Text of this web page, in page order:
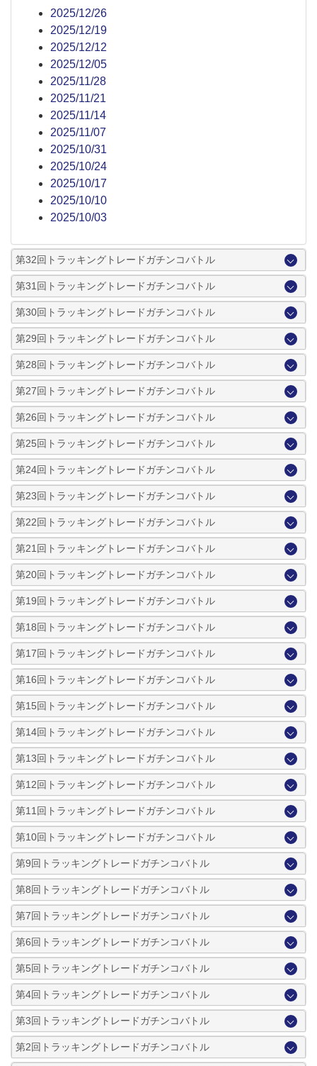
2025/12/26
2025/12/19
2025/12/12
2025/12/05
2025/11/28
2025/11/21
2025/11/14
2025/11/07
2025/10/31
2025/10/24
2025/10/17
2025/10/10
2025/10/03
第32回トラッキングトレードガチンコバトル
第31回トラッキングトレードガチンコバトル
第30回トラッキングトレードガチンコバトル
第29回トラッキングトレードガチンコバトル
第28回トラッキングトレードガチンコバトル
第27回トラッキングトレードガチンコバトル
第26回トラッキングトレードガチンコバトル
第25回トラッキングトレードガチンコバトル
第24回トラッキングトレードガチンコバトル
第23回トラッキングトレードガチンコバトル
第22回トラッキングトレードガチンコバトル
第21回トラッキングトレードガチンコバトル
第20回トラッキングトレードガチンコバトル
第19回トラッキングトレードガチンコバトル
第18回トラッキングトレードガチンコバトル
第17回トラッキングトレードガチンコバトル
第16回トラッキングトレードガチンコバトル
第15回トラッキングトレードガチンコバトル
第14回トラッキングトレードガチンコバトル
第13回トラッキングトレードガチンコバトル
第12回トラッキングトレードガチンコバトル
第11回トラッキングトレードガチンコバトル
第10回トラッキングトレードガチンコバトル
第9回トラッキングトレードガチンコバトル
第8回トラッキングトレードガチンコバトル
第7回トラッキングトレードガチンコバトル
第6回トラッキングトレードガチンコバトル
第5回トラッキングトレードガチンコバトル
第4回トラッキングトレードガチンコバトル
第3回トラッキングトレードガチンコバトル
第2回トラッキングトレードガチンコバトル